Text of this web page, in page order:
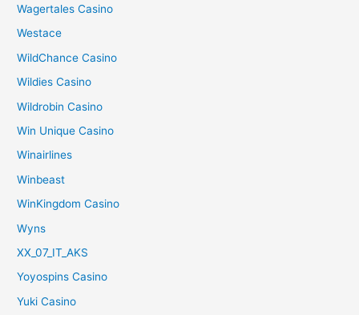
Wagertales Casino
Westace
WildChance Casino
Wildies Casino
Wildrobin Casino
Win Unique Casino
Winairlines
Winbeast
WinKingdom Casino
Wyns
XX_07_IT_AKS
Yoyospins Casino
Yuki Casino